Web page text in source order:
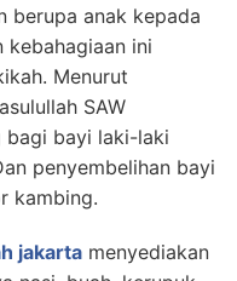
berupa anak kepada
kebahagiaan ini
Menurut
SAW
bagi bayi laki-laki
penyembelihan bayi
kambing.
jakarta menyediakan